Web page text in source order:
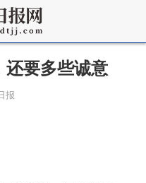
还要多些诚意
报